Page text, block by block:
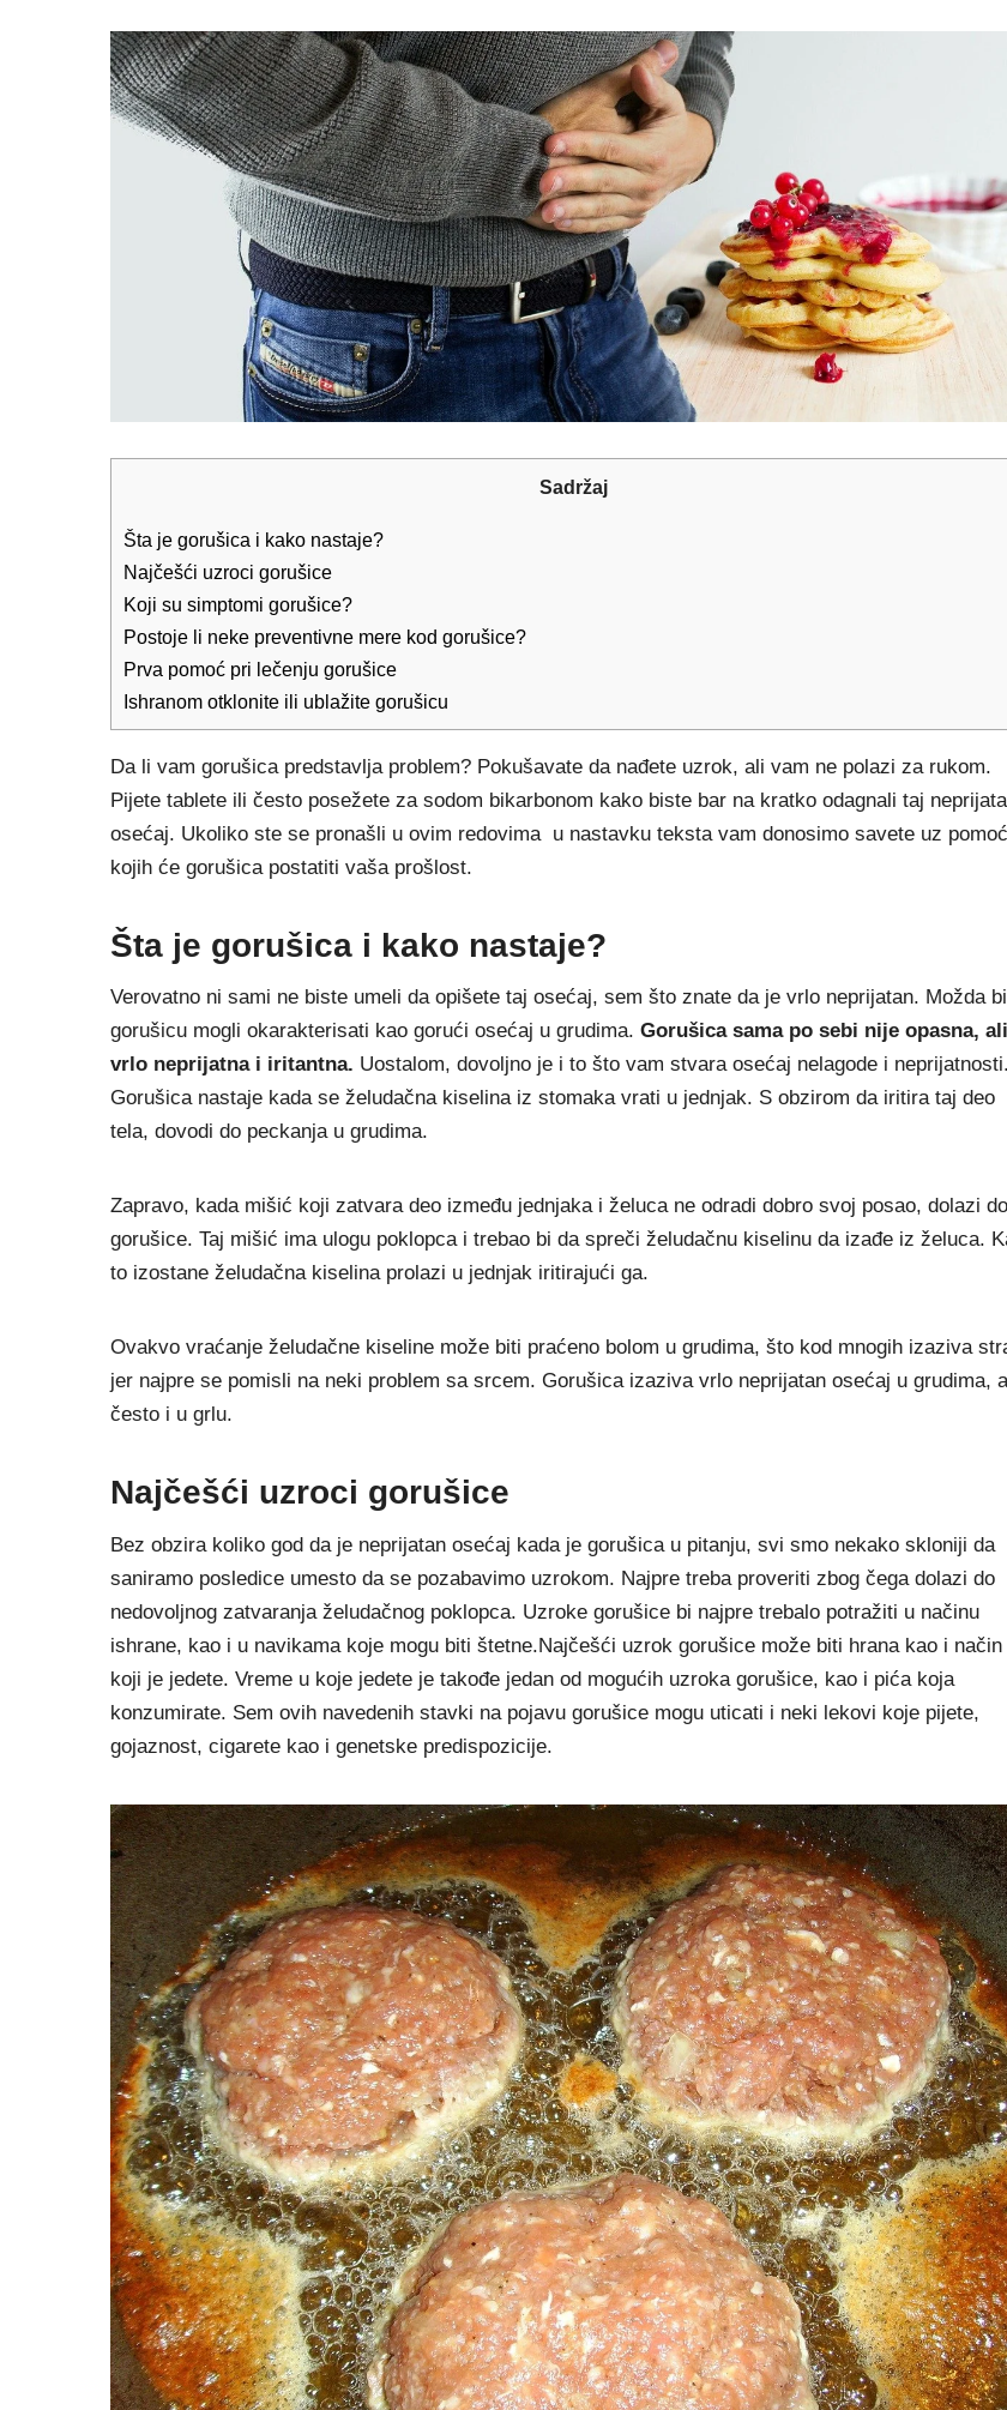
Sadržaj
Šta je gorušica i kako nastaje?
Najčešći uzroci gorušice
Koji su simptomi gorušice?
Postoje li neke preventivne mere kod gorušice?
Prva pomoć pri lečenju gorušice
Ishranom otklonite ili ublažite gorušicu
Da li vam gorušica predstavlja problem? Pokušavate da nađete uzrok, ali vam ne polazi za rukom.
Pijete tablete ili često posežete za sodom bikarbonom kako biste bar na kratko odagnali taj
osećaj. Ukoliko ste se pronašli u ovim redovima u nastavku teksta vam donosimo savete uz pomoć
kojih će gorušica postatiti vaša prošlost.
Šta je gorušica i kako nastaje?
Verovatno ni sami ne biste umeli da opišete taj osećaj, sem što znate da je vrlo neprijatan. Možda
gorušicu mogli okarakterisati kao gorući osećaj u grudima. Gorušica sama po sebi nije opasna,
vrlo neprijatna i iritantna. Uostalom, dovoljno je i to što vam stvara osećaj nelagode i neprijatnosti.
Gorušica nastaje kada se želudačna kiselina iz stomaka vrati u jednjak. S obzirom da iritira taj deo
tela, dovodi do peckanja u grudima.
Zapravo, kada mišić koji zatvara deo između jednjaka i želuca ne odradi dobro svoj posao, dolazi do
gorušice. Taj mišić ima ulogu poklopca i trebao bi da spreči želudačnu kiselinu da izađe iz želuca.
to izostane želudačna kiselina prolazi u jednjak iritirajući ga.
Ovakvo vraćanje želudačne kiseline može biti praćeno bolom u grudima, što kod mnogih izaziva
jer najpre se pomisli na neki problem sa srcem. Gorušica izaziva vrlo neprijatan osećaj u grudima, a
često i u grlu.
Najčešći uzroci gorušice
Bez obzira koliko god da je neprijatan osećaj kada je gorušica u pitanju, svi smo nekako skloniji da
saniramo posledice umesto da se pozabavimo uzrokom. Najpre treba proveriti zbog čega dolazi do
nedovoljnog zatvaranja želudačnog poklopca. Uzroke gorušice bi najpre trebalo potražiti u načinu
ishrane, kao i u navikama koje mogu biti štetne.Najčešći uzrok gorušice može biti hrana kao i način
koji je jedete. Vreme u koje jedete je takođe jedan od mogućih uzroka gorušice, kao i pića koja
konzumirate. Sem ovih navedenih stavki na pojavu gorušice mogu uticati i neki lekovi koje pijete,
gojaznost, cigarete kao i genetske predispozicije.